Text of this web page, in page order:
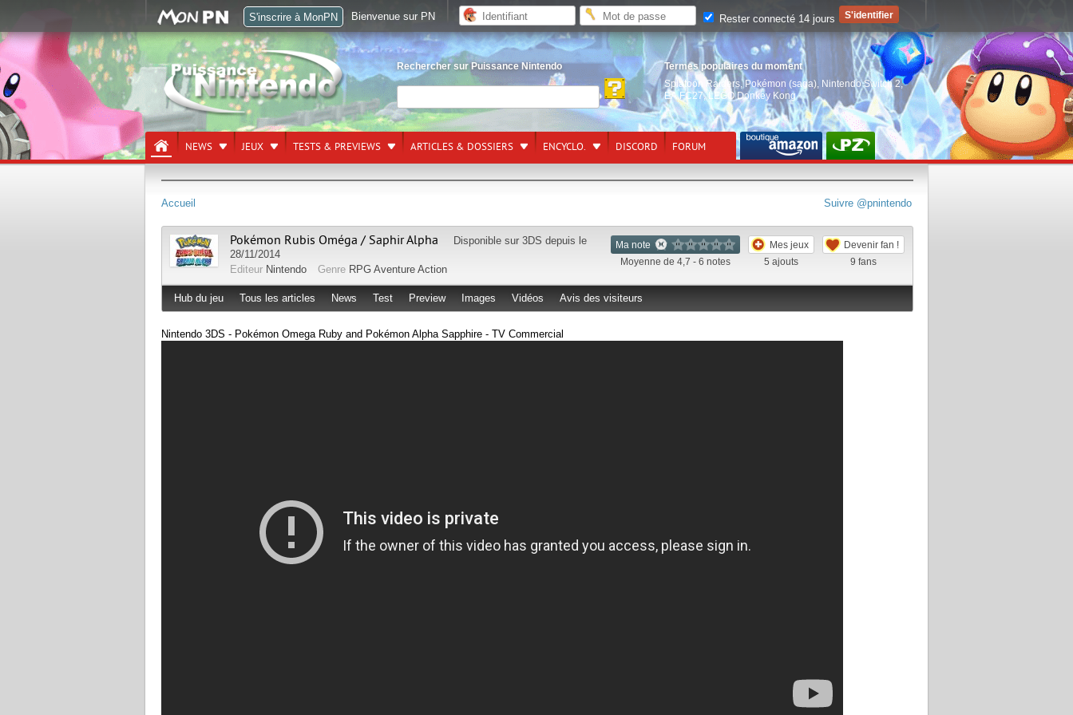
Rechercher sur Puissance Nintendo
Termes populaires du moment
Splatoon Raiders, Pokémon (saga) Nintendo Switch 2,
EA FC27,LEGO Donkey Kong
NEWS JEUX TESTS & PREVIEWS ARTICLES & DOSSIERS ENCYCLO. DISCORD FORUM
Suivre @pnintendo
Accueil
Ma note
Moyenne de 4,7 - 6 notes
Mes jeux
5 ajouts
Devenir fan !
9 fans
Pokémon Rubis Oméga / Saphir Alpha Disponible sur 3DS depuis le
28/11/2014
Editeur Nintendo Genre RPG Aventure Action
Hub du jeu Tous les articles News Test Preview Images Vidéos Avis des visiteurs
Nintendo 3DS - Pokémon Omega Ruby and Pokémon Alpha Sapphire - TV Commercial
S'inscrire à MonPN Bienvenue sur PN Rester connecté 14 jours